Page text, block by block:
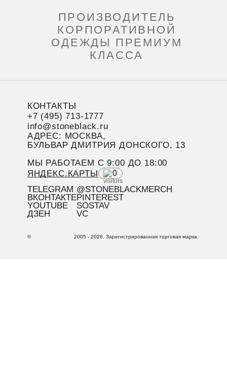
ПРОИЗВОДИТЕЛЬ
КОРПОРАТИВНОЙ
ОДЕЖДЫ ПРЕМИУМ
КЛАССА
КОНТАКТЫ
+7 (495) 713-1777
info@stoneblack.ru
АДРЕС: МОСКВА,
БУЛЬВАР ДМИТРИЯ ДОНСКОГО, 13
МЫ РАБОТАЕМ C 9:00 ДО 18:00
ЯНДЕКС.КАРТЫ
0
TELEGRAM
ВКОНТАКТЕ
YOUTUBE
ДЗЕН
@STONEBLACKMERCH
PINTEREST
SOSTAV
VC
© 2005 - 2026. Зарегистрированная торговая марка.